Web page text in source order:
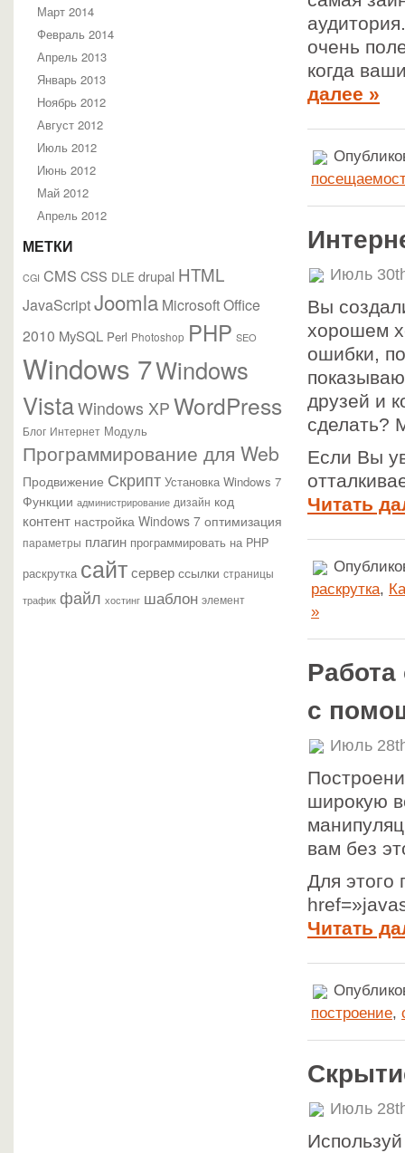
Март 2014
Февраль 2014
Апрель 2013
Январь 2013
Ноябрь 2012
Август 2012
Июль 2012
Июнь 2012
Май 2012
Апрель 2012
МЕТКИ
CGI CMS CSS DLE drupal HTML
JavaScriptJoomla Microsoft Office
2010 MySQL Perl Photoshop PHP SEO
Windows 7Windows
VistaWindows XP WordPress
Блог Интернет Модуль
Программирование для Web
Продвижение Скрипт Установка Windows 7
Функции администрирование дизайн код
контент настройка Windows 7 оптимизация
параметры плагин программировать на PHP
раскрутка сайтсервер ссылки страницы
трафик файл хостинг шаблон элемент
очень
когда
далее »
Июль
Вы
хорошем
ошибки,
друзей и
сделать?
Если Вы
Читать
раскрутка,
»
с
Июль
широкую
вам без
Для этого
Читать
построение,
Июль